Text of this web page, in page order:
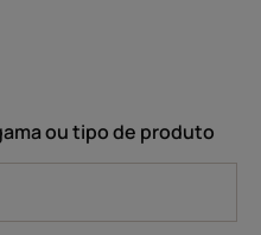
ou tipo de produto